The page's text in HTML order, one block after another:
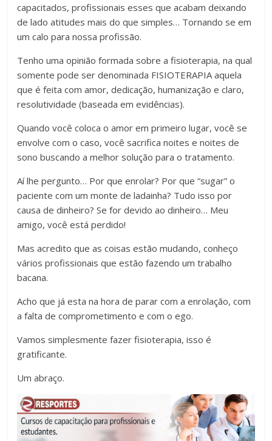
capacitados, profissionais esses que acabam deixando
de lado atitudes mais do que simples… Tornando se em
um calo para nossa profissão.
Tenho uma opinião formada sobre a fisioterapia, na qual
somente pode ser denominada FISIOTERAPIA aquela
que é feita com amor, dedicação, humanização e claro,
resolutividade (baseada em evidências).
Quando você coloca o amor em primeiro lugar, você se
envolve com o caso, você sacrifica noites e noites de
sono buscando a melhor solução para o tratamento.
Aí lhe pergunto… Por que enrolar? Por que “sugar” o
paciente com um monte de ladainha? Tudo isso por
causa de dinheiro? Se for devido ao dinheiro… Meu
amigo, você está perdido!
Mas acredito que as coisas estão mudando, conheço
vários profissionais que estão fazendo um trabalho
bacana.
Acho que já esta na hora de parar com a enrolação, com
a falta de comprometimento e com o ego.
Vamos simplesmente fazer fisioterapia, isso é
gratificante.
Um abraço.